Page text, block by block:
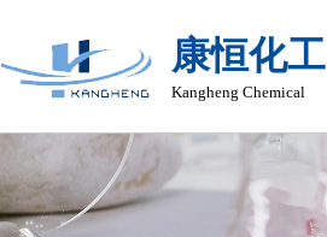
康恒化工
Kangheng Chemical